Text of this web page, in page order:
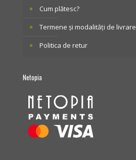
Cum plătesc?
Termene și modalități de livrare
Politica de retur
Netopia